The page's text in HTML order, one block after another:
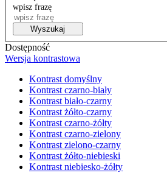
wpisz frazę
Wyszukaj
Dostępność
Wersja kontrastowa
Kontrast domyślny
Kontrast czarno-biały
Kontrast biało-czarny
Kontrast żółto-czarny
Kontrast czarno-żółty
Kontrast czarno-zielony
Kontrast zielono-czarny
Kontrast żółto-niebieski
Kontrast niebiesko-żółty